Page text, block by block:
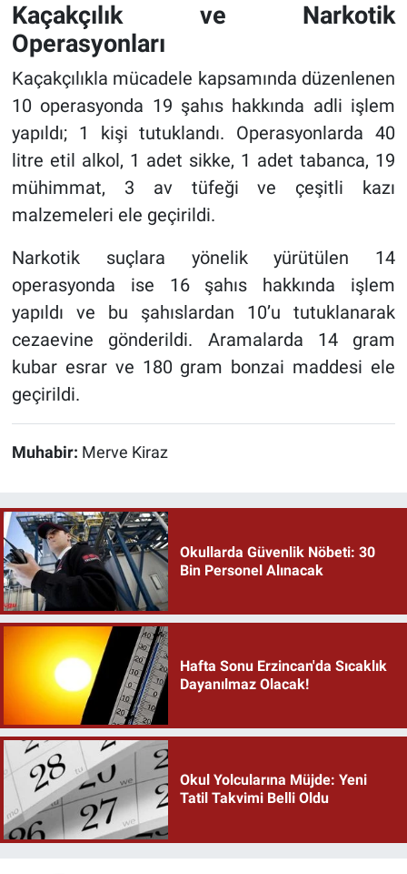
Kaçakçılık ve Narkotik
Operasyonları
Kaçakçılıkla mücadele kapsamında düzenlenen
10 operasyonda 19 şahıs hakkında adli işlem
yapıldı; 1 kişi tutuklandı. Operasyonlarda 40
litre etil alkol, 1 adet sikke, 1 adet tabanca, 19
mühimmat, 3 av tüfeği ve çeşitli kazı
malzemeleri ele geçirildi.
Narkotik suçlara yönelik yürütülen 14
operasyonda ise 16 şahıs hakkında işlem
yapıldı ve bu şahıslardan 10’u tutuklanarak
cezaevine gönderildi. Aramalarda 14 gram
kubar esrar ve 180 gram bonzai maddesi ele
geçirildi.
Muhabir: Merve Kiraz
Okullarda Güvenlik Nöbeti: 30
Bin Personel Alınacak
Hafta Sonu Erzincan'da Sıcaklık
Dayanılmaz Olacak!
Okul Yolcularına Müjde: Yeni
Tatil Takvimi Belli Oldu